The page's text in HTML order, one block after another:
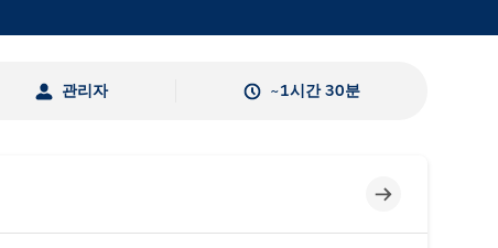
관리자 ~1시간 30분
미완료